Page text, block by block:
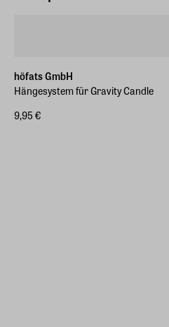
höfats GmbH
Hängesystem für Gravity Candle
9,95 €